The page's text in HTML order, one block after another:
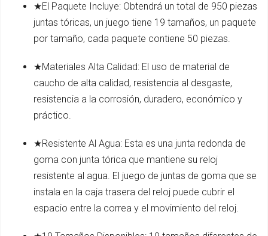
★El Paquete Incluye: Obtendrá un total de 950 piezas
juntas tóricas, un juego tiene 19 tamaños, un paquete
por tamaño, cada paquete contiene 50 piezas.
★Materiales Alta Calidad: El uso de material de
caucho de alta calidad, resistencia al desgaste,
resistencia a la corrosión, duradero, económico y
práctico.
★Resistente Al Agua: Esta es una junta redonda de
goma con junta tórica que mantiene su reloj
resistente al agua. El juego de juntas de goma que se
instala en la caja trasera del reloj puede cubrir el
espacio entre la correa y el movimiento del reloj.